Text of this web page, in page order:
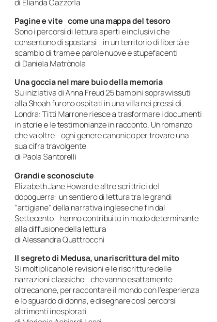
di Elianda Cazzorla
Pagine e vite come una mappa del tesoro
Sono i percorsi di lettura aperti e inclusivi che
consentono di spostarsi in un territorio di libertà e
scambio di trame e parole nuove e stupefacenti
di Daniela Matrònola
Una goccia nel mare buio della memoria
Su iniziativa di Anna Freud 25 bambini sopravvissuti
alla Shoah furono ospitati in una villa nei pressi di
Londra: Titti Marrone riesce a trasformare i documenti
in storie e le testimonianze in racconto. Un romanzo
che va oltre ogni genere canonico per trovare una
sua cifra travolgente
di Paola Santorelli
Grandi e sconosciute
Elizabeth Jane Howard e altre scrittrici del
dopoguerra: un sentiero di lettura tra le grandi
“artigiane” della narrativa inglese che fin dal
Settecento hanno contribuito in modo determinante
alla diffusione della lettura
di Alessandra Quattrocchi
Il segreto di Medusa, una riscrittura del mito
Si moltiplicano le revisioni e le riscritture delle
narrazioni classiche che vanno esattamente
oltrecanone, per raccontare il mondo con l’esperienza
e lo sguardo di donna, e disegnare così percorsi
altrimenti inesplorati